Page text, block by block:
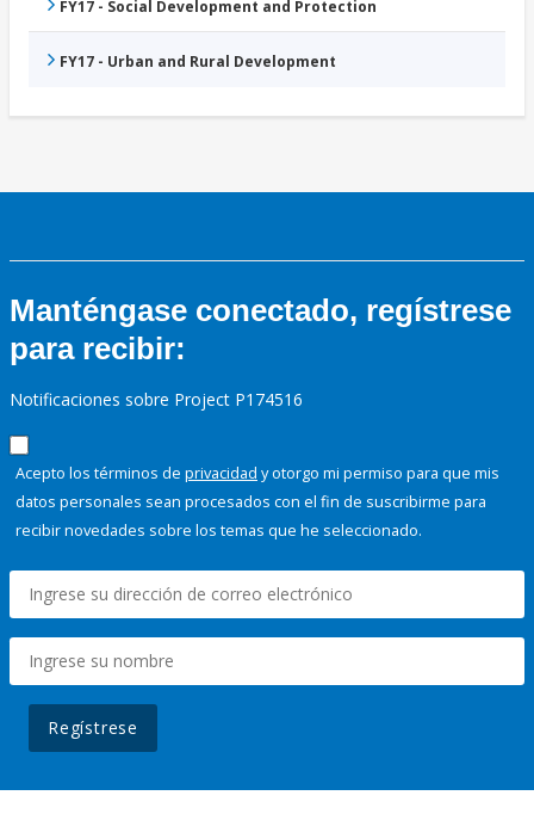
FY17 - Social Development and Protection
FY17 - Urban and Rural Development
Manténgase conectado, regístrese
para recibir:
Notificaciones sobre Project P174516
Acepto los términos de privacidad y otorgo mi permiso para que mis
datos personales sean procesados con el fin de suscribirme para
recibir novedades sobre los temas que he seleccionado.
Regístrese